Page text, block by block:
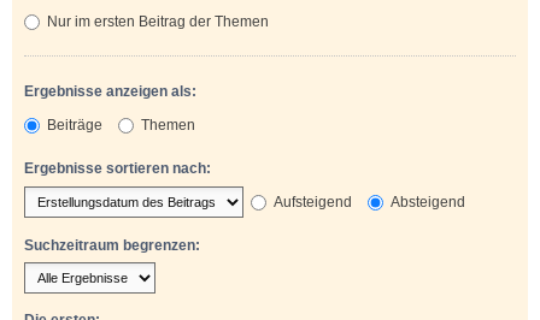
Nur im ersten Beitrag der Themen
Ergebnisse anzeigen als:
Beiträge
Themen
Ergebnisse sortieren nach:
Aufsteigend
Absteigend
Suchzeitraum begrenzen: